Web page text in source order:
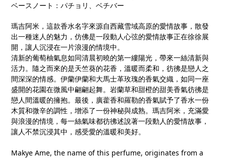
ベースノート：パチョリ、ベチバー
瑪吉阿米，這款香水名字來源自西藏雪域高原的愛情故事，散發
出一種迷人的魅力，仿佛是一段動人心弦的愛情故事正在徐徐展
開，讓人沉浸在一片浪漫的情境中。
清新的葡萄柚氣息如同清晨初曉的第一縷陽光，帶來一絲清新與
活力。隨之而來的是天竺葵的花香，溫暖而柔和，彷彿是戀人之
間深深的情感。伊蘭伊蘭和大馬士革玫瑰的香氣交織，如同一座
盛開的花園在微風中翩翩起舞。岩蘭草和甜橙的甜美香氣彷彿是
戀人間溫暖的擁抱。最後，廣藿香和羅勒的香氣賦予了香水一份
木質和微辛的調性，增添了一份神秘與成熟。瑪吉阿米，充滿愛
與浪漫的情境，每一絲氣味都彷彿述說著一段動人的愛情故事，
讓人不禁沉浸其中，感受愛的溫暖和美好。
Makye Ame, the name of this perfume, originates from a